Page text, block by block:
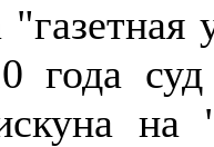
года